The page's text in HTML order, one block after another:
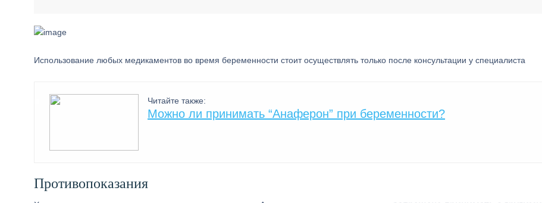
Использование любых медикаментов во время беременности стоит осуществлять только после консультации у специалиста
Читайте также:
Можно ли принимать “Анаферон” при беременности?
Противопоказания